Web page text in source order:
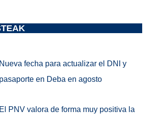
Nueva fecha para actualizar el DNI y
pasaporte en Deba en agosto
El PNV valora de forma muy positiva la